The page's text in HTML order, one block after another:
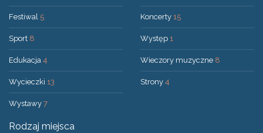
Festiwal 5
Sport 8
Edukacja 4
Wycieczki 13
Wystawy 7
Koncerty 15
Występ 1
Wieczory muzyczne 8
Strony 4
Rodzaj miejsca